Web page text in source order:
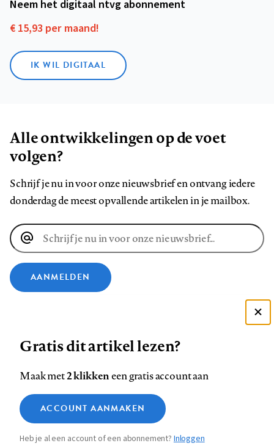
Neem het digitaal ntvg abonnement
€ 15,93 per maand!
IK WIL DIGITAAL
Alle ontwikkelingen op de voet
volgen?
Schrijf je nu in voor onze nieuwsbrief en ontvang iedere
donderdag de meest opvallende artikelen in je mailbox.
E-
mailadres
AANMELDEN
ons
op
Facebook
ons
op
LinkedIn
ons
op
Bluesky
ons
op
Instagram
ons
op
YouTube
ons
Footer
navigation
Contact Colofon Disclaimer Privacy
Medische vragen verdienen
betrouwbare antwoorden
Zie onze cookie policy
Analytische cookies
Marketing cookies
Gratis dit artikel lezen?
Maak met2 klikkeneen gratis account aan
ACCOUNT AANMAKEN
Heb je al een account of een abonnement?Inloggen